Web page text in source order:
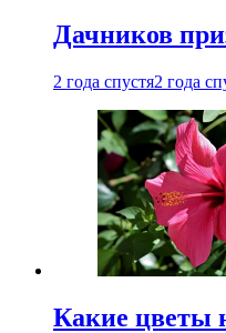
Дачников
2 года спустя2 года
Какие цветы